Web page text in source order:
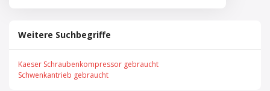
Weitere Suchbegriffe
Kaeser Schraubenkompressor gebraucht
Schwenkantrieb gebraucht